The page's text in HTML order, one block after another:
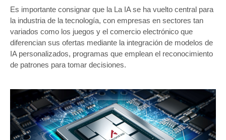
Es importante consignar que la La IA se ha vuelto central para
la industria de la tecnología, con empresas en sectores tan
variados como los juegos y el comercio electrónico que
diferencian sus ofertas mediante la integración de modelos de
IA personalizados, programas que emplean el reconocimiento
de patrones para tomar decisiones.